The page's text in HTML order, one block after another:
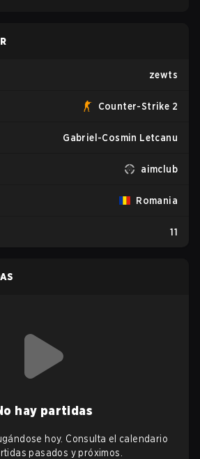
zewts
Counter-Strike 2
Gabriel-Cosmin Letcanu
aimclub
Romania
11
hay partidas
hoy. Consulta el calendario
pasados y próximos.